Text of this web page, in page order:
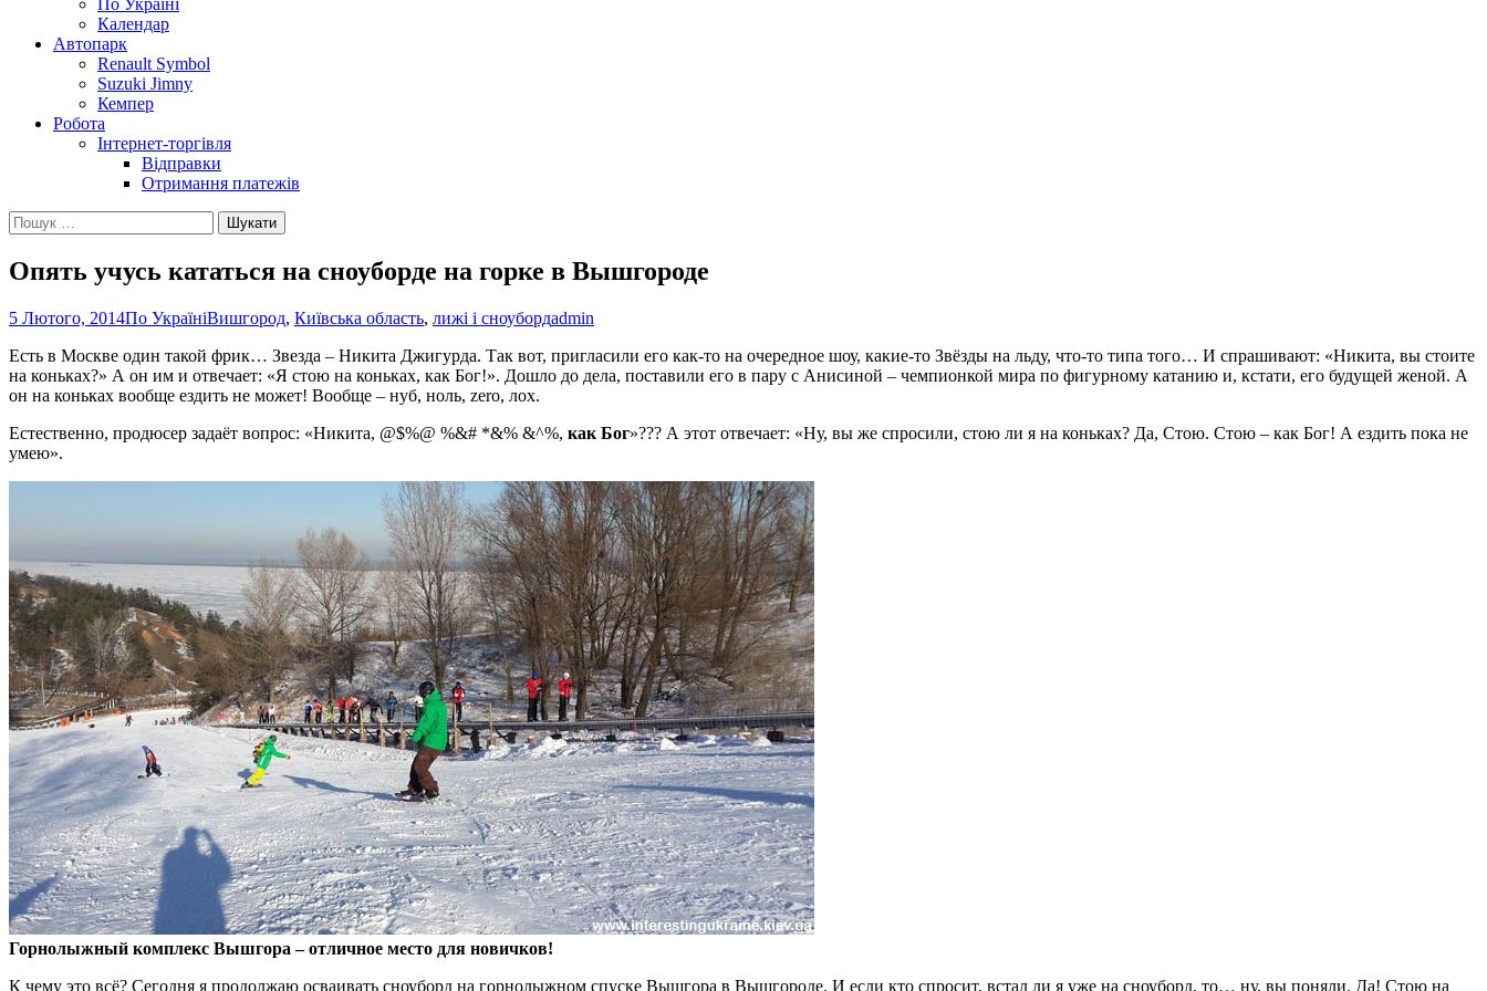
Календар
Автопарк
Renault Symbol
Suzuki Jimny
Кемпер
Робота
Інтернет-торгівля
Відправки
Отримання платежів
Пошук:
Опять учусь кататься на сноуборде на горке в Вышгороде
5 Лютого, 2014По УкраїніВишгород, Київська область, лижі і сноубордadmin
Есть в Москве один такой фрик… Звезда – Никита Джигурда. Так вот, пригласили его как-то на очередное шоу, какие-то Звёзды на льду, что-то типа того… И спрашивают: «Никита, вы стоите
на коньках?» А он им и отвечает: «Я стою на коньках, как Бог!». Дошло до дела, поставили его в пару с Анисиной – чемпионкой мира по фигурному катанию и, кстати, его будущей женой. А
он на коньках вообще ездить не может! Вообще – нуб, ноль, zero, лох.
Естественно, продюсер задаёт вопрос: «Никита, @$%@ %&# *&% &^%, как Бог»??? А этот отвечает: «Ну, вы же спросили, стою ли я на коньках? Да, Стою. Стою – как Бог! А ездить пока не
умею».
Горнолыжный комплекс Вышгора – отличное место для новичков!
К чему это всё? Сегодня я продолжаю осваивать сноуборд на горнолыжном спуске Вышгора в Вышгороде. И если кто спросит, встал ли я уже на сноуборд, то… ну, вы поняли. Да! Стою на